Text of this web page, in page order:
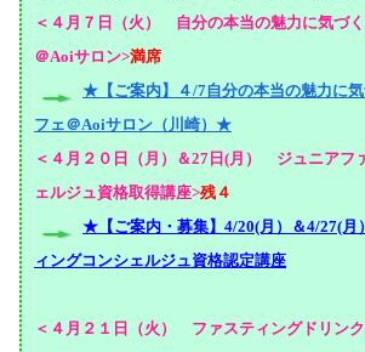
＜４月７日（火） 自分の本当の魅力に気づ
＠Aoiサロン>満席
★【ご案内】４/7自分の本当の魅力に
フェ＠Aoiサロン（川崎）★
＜４月２０日（月）＆27日(月） ジュニアフ
ェルジュ資格取得講座>残４
★【ご案内・募集】4/20(月）＆4/27(月
ィングコンシェルジュ資格認定講座
＜４月２１日（火） ファスティングドリン